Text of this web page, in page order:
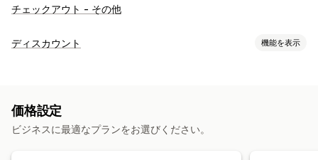
チェックアウト - その他
ディスカウント 機能を表示
一括割引 無料配送
リワード
期間限定オファー 動的価格設定
価格設定
ビジネスに最適なプランをお選びください。